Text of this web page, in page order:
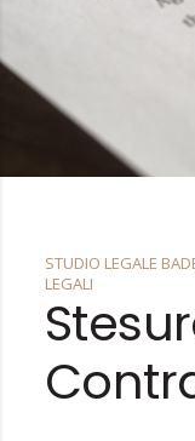
STUDIO LEGALE
LEGALI